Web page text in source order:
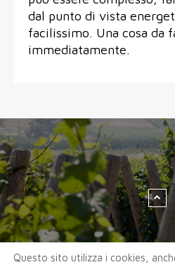
dal punto di vista
facilissimo. Una cosa da
immediatamente.
Questo sito utilizza i cookies,